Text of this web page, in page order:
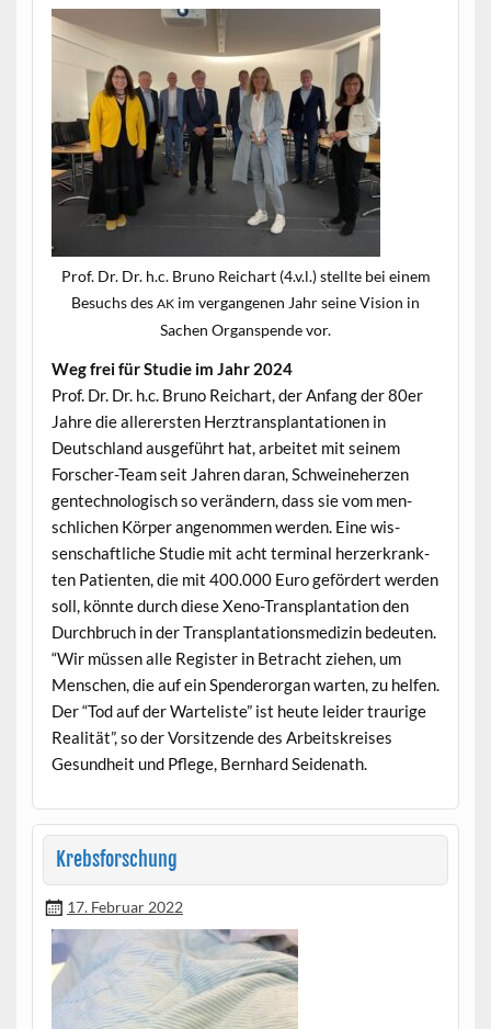
Prof. Dr. Dr. h.c. Bruno Reichart (4.v.l.) stellte bei einem
Besuchs des AK im ver­gan­genen Jahr seine Vision in
Sachen Organspende vor.
Weg frei für Studie im Jahr 2024
Prof. Dr. Dr. h.c. Bruno Reichart, der Anfang der 80er
Jahre die allerersten Herz­trans­plan­ta­tio­nen in
Deutsch­land aus­ge­führt hat, arbeit­et mit seinem
Forsch­er-Team seit Jahren daran, Schweine­herzen
gen­tech­nol­o­gisch so verän­dern, dass sie vom men­
schlichen Kör­p­er angenom­men wer­den. Eine wis­
senschaftliche Studie mit acht ter­mi­nal herz­erkrank­
ten Patien­ten, die mit 400.000 Euro gefördert wer­den
soll, kön­nte durch diese Xeno-Trans­plan­ta­tion den
Durch­bruch in der Trans­plan­ta­tion­s­medi­zin bedeuten.
“Wir müssen alle Reg­is­ter in Betra­cht ziehen, um
Men­schen, die auf ein Spenderor­gan warten, zu helfen.
Der “Tod auf der Warteliste” ist heute lei­der trau­rige
Real­ität”, so der Vor­sitzende des Arbeit­skreis­es
Gesund­heit und Pflege, Bern­hard Seidenath.
Krebsforschung
17. Februar 2022